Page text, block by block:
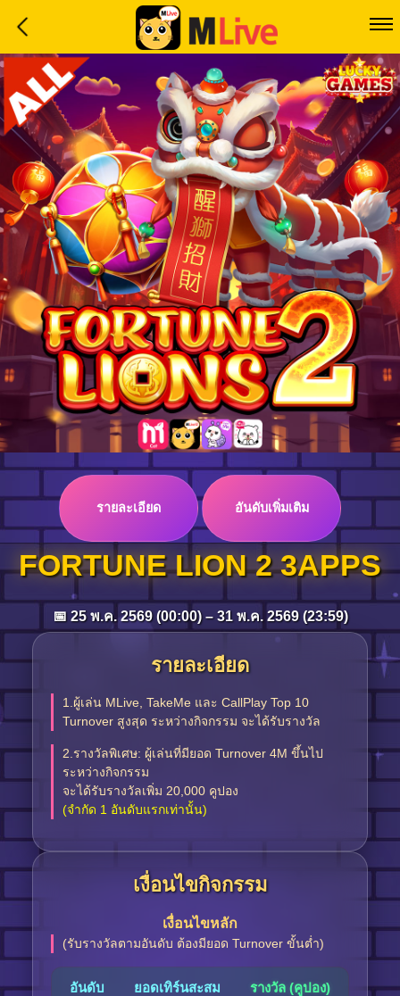
Home
Event
LuckyGame
WinwinCoin
Debit
Mdoll
Help
Support
Language
:
Log in
Top up
รายละเอียด อันดับเพิ่มเติม
FORTUNE LION 2 3APPS
📅 25 พ.ค. 2569 (00:00) – 31 พ.ค. 2569 (23:59)
รายละเอียด
1.ผู้เล่น MLive, TakeMe และ CallPlay Top 10
Turnover สูงสุด ระหว่างกิจกรรม จะได้รับรางวัล
2.รางวัลพิเศษ: ผู้เล่นที่มียอด Turnover 4M ขึ้นไป
ระหว่างกิจกรรม
จะได้รับรางวัลเพิ่ม 20,000 คูปอง
(จำกัด 1 อันดับแรกเท่านั้น)
เงื่อนไขกิจกรรม
เงื่อนไขหลัก
(รับรางวัลตามอันดับ ต้องมียอด Turnover ขั้นต่ำ)
อันดับ ยอดเทิร์นสะสม รางวัล (คูปอง)